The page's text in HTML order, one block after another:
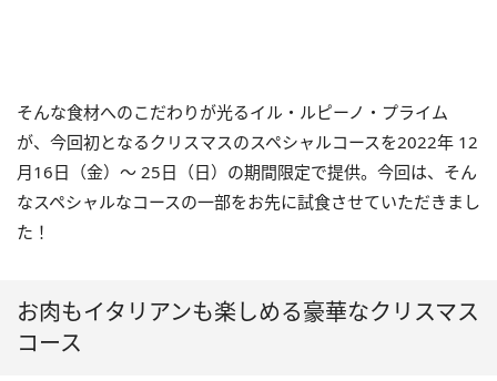
そんな食材へのこだわりが光るイル・ルピーノ・プライム
が、今回初となるクリスマスのスペシャルコースを2022年 12
月16日（金）～ 25日（日）の期間限定で提供。今回は、そん
なスペシャルなコースの一部をお先に試食させていただきまし
た！
お肉もイタリアンも楽しめる豪華なクリスマス
コース